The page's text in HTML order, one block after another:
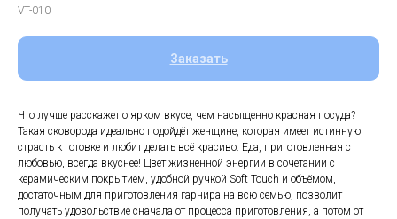
VT-010
Заказать
Что лучше расскажет о ярком вкусе, чем насыщенно красная посуда?
Такая сковорода идеально подойдёт женщине, которая имеет истинную
страсть к готовке и любит делать всё красиво. Еда, приготовленная с
любовью, всегда вкуснее! Цвет жизненной энергии в сочетании с
керамическим покрытием, удобной ручкой Soft Touch и объёмом,
достаточным для приготовления гарнира на всю семью, позволит
получать удовольствие сначала от процесса приготовления, а потом от